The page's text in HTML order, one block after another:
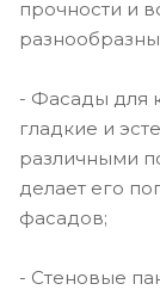
прочности и
- Фасады для
гладкие и
различными
делает его
фасадов;
- Стеновые